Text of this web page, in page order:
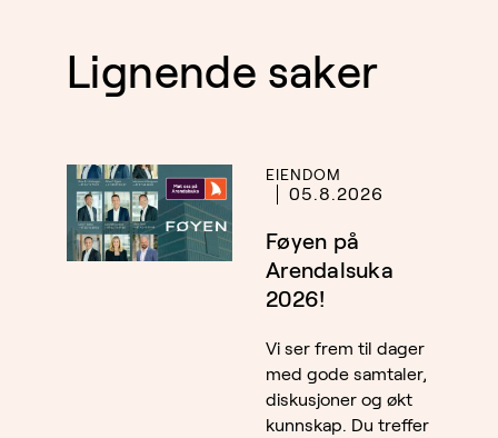
Lignende saker
EIENDOM
05.8.2026
Føyen på
Arendalsuka
2026!
Vi ser frem til dager
med gode samtaler,
diskusjoner og økt
kunnskap. Du treffer